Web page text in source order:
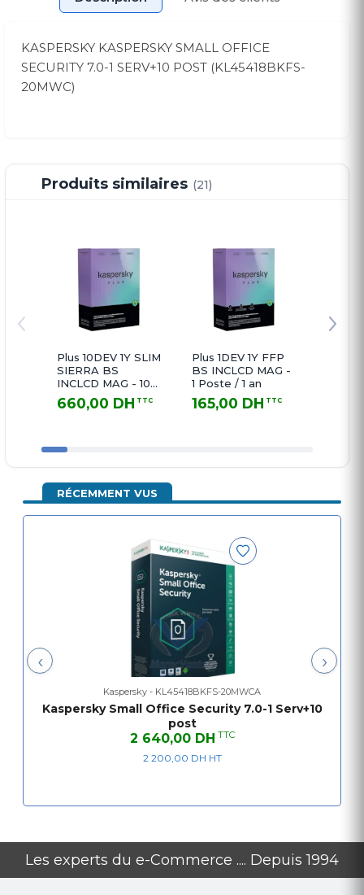
KASPERSKY KASPERSKY SMALL OFFICE
SECURITY 7.0-1 SERV+10 POST (KL45418BKFS-
20MWC)
Produits similaires (21)
Plus 10DEV 1Y SLIM
SIERRA BS
INCLCD MAG - 10
Postes / 1 an
660,00 DH TTC
Plus 1DEV 1Y FFP
BS INCLCD MAG -
1 Poste / 1 an
165,00 DH TTC
RÉCEMMENT VUS
‹ ›
Kaspersky - KL45418BKFS-20MWCA
Kaspersky Small Office Security 7.0-1 Serv+10
post
2 640,00 DH TTC
2 200,00 DH HT
Les experts du e-Commerce .... Depuis 1994